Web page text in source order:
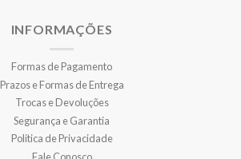
INFORMAÇÕES
Formas de Pagamento
Prazos e Formas de Entrega
Trocas e Devoluções
Segurança e Garantia
Política de Privacidade